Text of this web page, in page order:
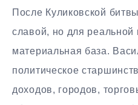
После Куликовской
славой, но для реальной
материальная база.
политическое
доходов, городов,